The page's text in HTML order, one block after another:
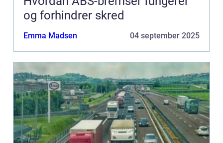
og forhindrer skred
Emma Madsen 04 september 2025